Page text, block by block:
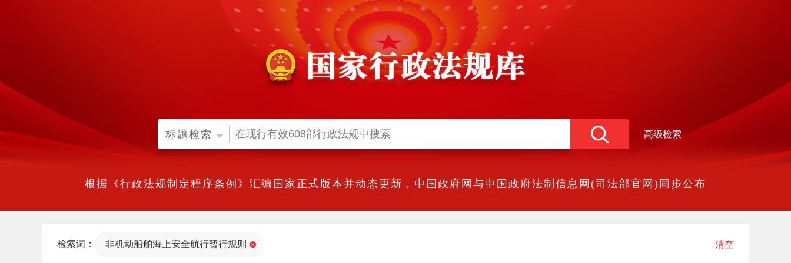
标题检索 高级检索
根据《行政法规制定程序条例》汇编国家正式版本并动态更新，中国政府网与中国政府法制信息网(司法部官网)同步公布
检索词： 非机动船舶海上安全航行暂行规则 清空